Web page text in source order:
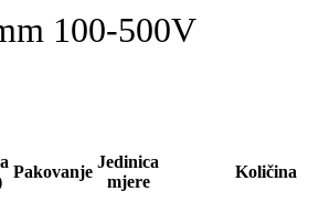
100-500V
Pakovanje
Jedinica
mjere
Količina